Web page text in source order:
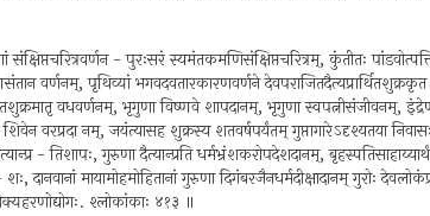
- पुरःसरं स्यमंतकमणिसंक्षिप्तचरित्रम्, कुंतीतः
वर्णनम्, पृथिव्यां भगवदवतारकारणवर्णने देवपराजितदैत्यप्रार्थितशुक्रकृत
वधवर्णनम्, भृगुणा विष्णवे शापदानम्, भृगुणा स्वपत्नीसंजीवनम्,
वरप्रदा नम्, जयंत्यासह शुक्रस्य शतवर्षपर्यंतम् गुप्तागारेऽदृश्यतया
- तिशापः, गुरुणा दैत्यान्प्रति धर्मभ्रंशकरोपदेशदानम्,
दानवानां मायामोहमोहितानां गुरुणा दिगंबरजैनधर्मदीक्षादानम् गुरोः
श्लोकांकाः ४१३ ॥